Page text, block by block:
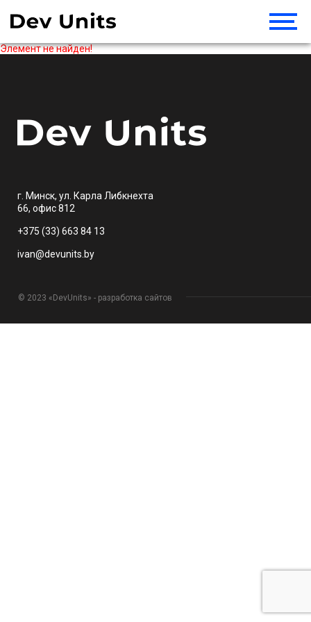
Элемент не найден!
г. Минск, ул. Карла Либкнехта
66, офис 812
+375 (33) 663 84 13
ivan@devunits.by
© 2023 «DevUnits» - разработка сайтов